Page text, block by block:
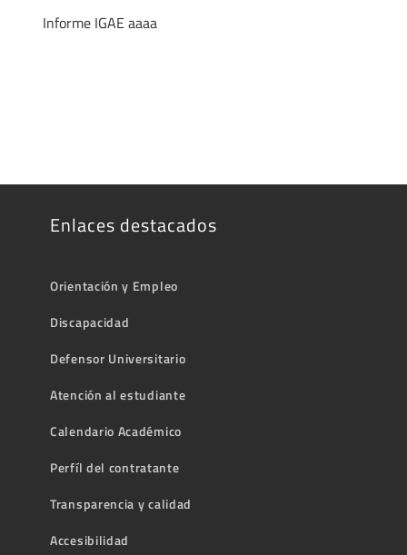
Informe IGAE aaaa
Enlaces destacados
Orientación y Empleo
Discapacidad
Defensor Universitario
Atención al estudiante
Calendario Académico
Perfíl del contratante
Transparencia y calidad
Accesibilidad